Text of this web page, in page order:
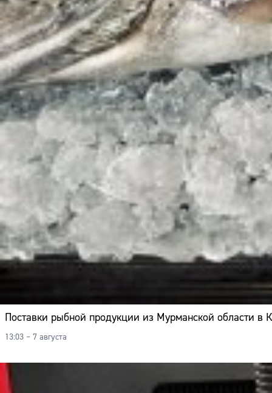
Поставки рыбной продукции из Мурманской области в
13:03 – 7 августа